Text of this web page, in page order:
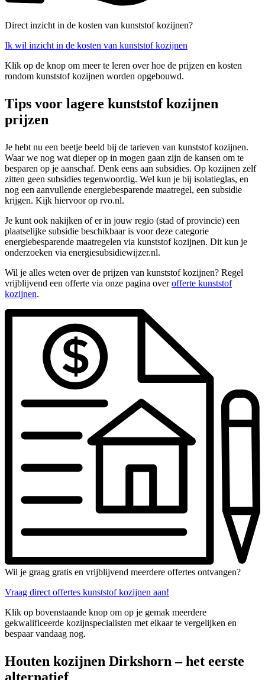
Direct inzicht in de kosten van kunststof kozijnen?
Ik wil inzicht in de kosten van kunststof kozijnen
Klik op de knop om meer te leren over hoe de prijzen en kosten
rondom kunststof kozijnen worden opgebouwd.
Tips voor lagere kunststof kozijnen
prijzen
Je hebt nu een beetje beeld bij de tarieven van kunststof kozijnen.
Waar we nog wat dieper op in mogen gaan zijn de kansen om te
besparen op je aanschaf. Denk eens aan subsidies. Op kozijnen zelf
zitten geen subsidies tegenwoordig. Wel kun je bij isolatieglas, en
nog een aanvullende energiebesparende maatregel, een subsidie
krijgen. Kijk hiervoor op rvo.nl.
Je kunt ook nakijken of er in jouw regio (stad of provincie) een
plaatselijke subsidie beschikbaar is voor deze categorie
energiebesparende maatregelen via kunststof kozijnen. Dit kun je
onderzoeken via energiesubsidiewijzer.nl.
Wil je alles weten over de prijzen van kunststof kozijnen? Regel
vrijblijvend een offerte via onze pagina overofferte kunststof
kozijnen.
Wil je graag gratis en vrijblijvend meerdere offertes ontvangen?
Vraag direct offertes kunststof kozijnen aan!
Klik op bovenstaande knop om op je gemak meerdere
gekwalificeerde kozijnspecialisten met elkaar te vergelijken en
bespaar vandaag nog.
Houten kozijnen Dirkshorn – het eerste